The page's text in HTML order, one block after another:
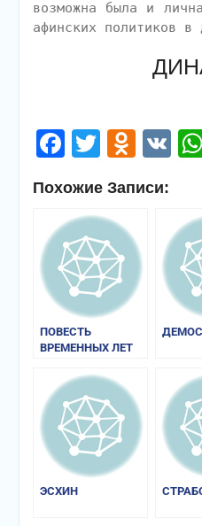
возможна была и
афинских политиков в
Facebook
Twitter
Похожие Записи:
ПОВЕСТЬ
ВРЕМЕННЫХ ЛЕТ
ЭСХИН